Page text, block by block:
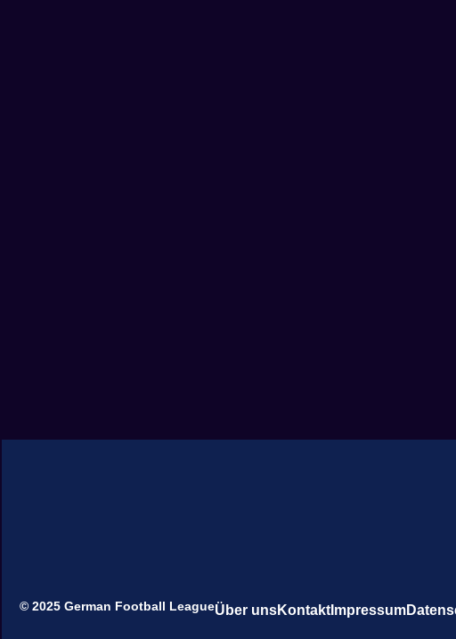
© 2025 German Football LeagueÜber unsKontakt Impressum